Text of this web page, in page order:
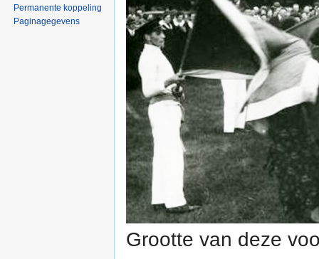
Grootte van deze
Permanente koppeling
Paginagegevens